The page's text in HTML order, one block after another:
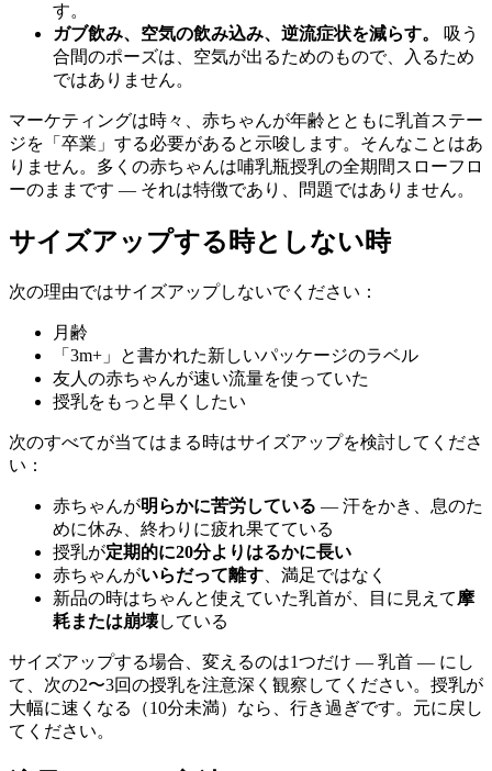
す。
ガブ飲み、空気の飲み込み、逆流症状を減らす。
吸う
合間のポーズは、空気が出るためのもので、入るため
ではありません。
マーケティングは時々、赤ちゃんが年齢とともに乳首ステー
ジを「卒業」する必要があると示唆します。そんなことはあ
りません。多くの赤ちゃんは哺乳瓶授乳の全期間スローフロ
ーのままです — それは特徴であり、問題ではありません。
サイズアップする時としない時
次の理由ではサイズアップしないでください：
月齢
「3m+」と書かれた新しいパッケージのラベル
友人の赤ちゃんが速い流量を使っていた
授乳をもっと早くしたい
次のすべてが当てはまる時はサイズアップを検討してくださ
い：
赤ちゃんが明らかに苦労している — 汗をかき、息のた
めに休み、終わりに疲れ果てている
授乳が定期的に20分よりはるかに長い
赤ちゃんがいらだって離す 、満足ではなく
新品の時はちゃんと使えていた乳首が、目に見えて摩
耗または崩壊している
サイズアップする場合、変えるのは1つだけ — 乳首 — にし
て、次の2〜3回の授乳を注意深く観察してください。授乳が
大幅に速くなる（10分未満）なら、行き過ぎです。元に戻し
てください。